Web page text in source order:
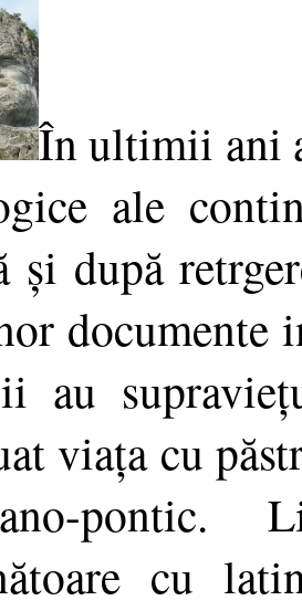
În ultimii ani
ale
şi după
au
viaţa cu
cu